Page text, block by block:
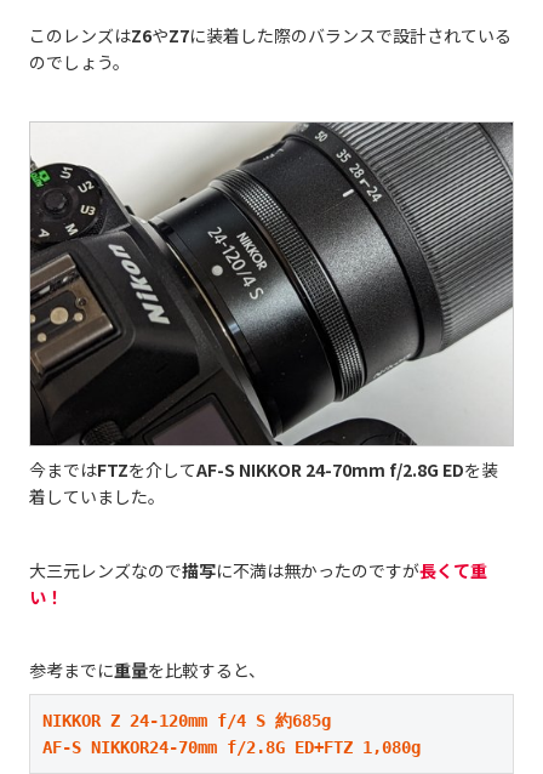
このレンズはZ6やZ7に装着した際のバランスで設計されている
のでしょう。
今まではFTZを介してAF-S NIKKOR 24-70mm f/2.8G EDを装
着していました。
大三元レンズなので描写に不満は無かったのですが長くて重
い！
参考までに重量を比較すると、
NIKKOR Z 24-120mm f/4 S 約685g
AF-S NIKKOR24-70mm f/2.8G ED+FTZ 1,080g